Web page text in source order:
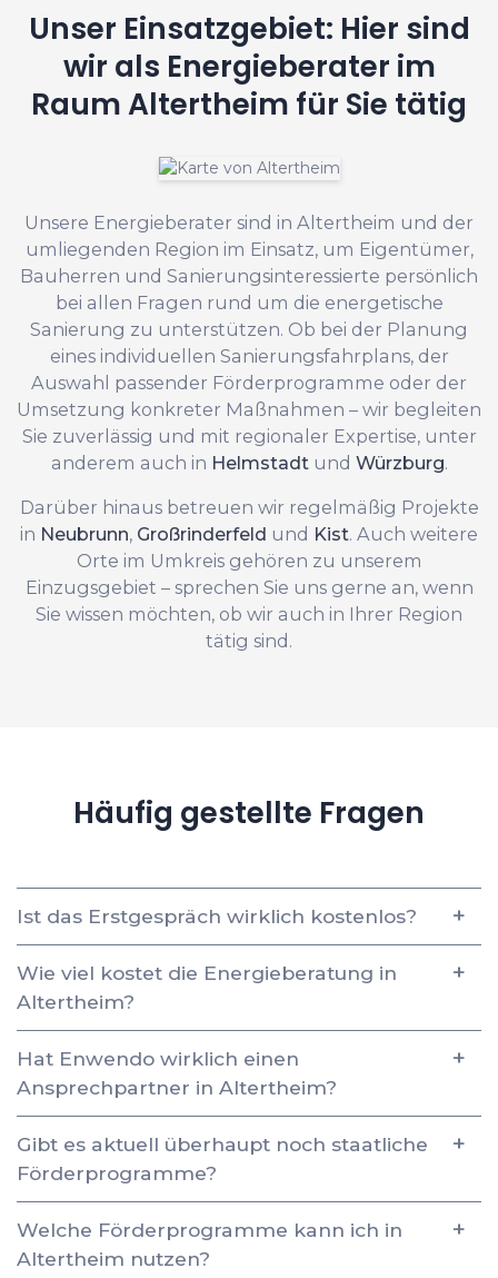
Unser Einsatzgebiet: Hier sind
wir als Energieberater im
Raum Altertheim für Sie tätig
Unsere Energieberater sind in Altertheim und der
umliegenden Region im Einsatz, um Eigentümer,
Bauherren und Sanierungsinteressierte persönlich
bei allen Fragen rund um die energetische
Sanierung zu unterstützen. Ob bei der Planung
eines individuellen Sanierungsfahrplans, der
Auswahl passender Förderprogramme oder der
Umsetzung konkreter Maßnahmen – wir begleiten
Sie zuverlässig und mit regionaler Expertise, unter
anderem auch in Helmstadtund Würzburg.
Darüber hinaus betreuen wir regelmäßig Projekte
in Neubrunn, Großrinderfeld und Kist. Auch weitere
Orte im Umkreis gehören zu unserem
Einzugsgebiet – sprechen Sie uns gerne an, wenn
Sie wissen möchten, ob wir auch in Ihrer Region
tätig sind.
Häufig gestellte Fragen
Ist das Erstgespräch wirklich kostenlos?
Wie viel kostet die Energieberatung in
Altertheim?
Hat Enwendo wirklich einen
Ansprechpartner in Altertheim?
Gibt es aktuell überhaupt noch staatliche
Förderprogramme?
Welche Förderprogramme kann ich in
Altertheim nutzen?